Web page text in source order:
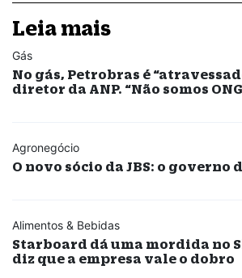
Leia mais
Gás
No gás, Petrobras é
diretor da ANP. “Não somos
Agronegócio
O novo sócio da JBS: o governo
Alimentos & Bebidas
Starboard dá uma mordida no
diz que a empresa vale o dobro